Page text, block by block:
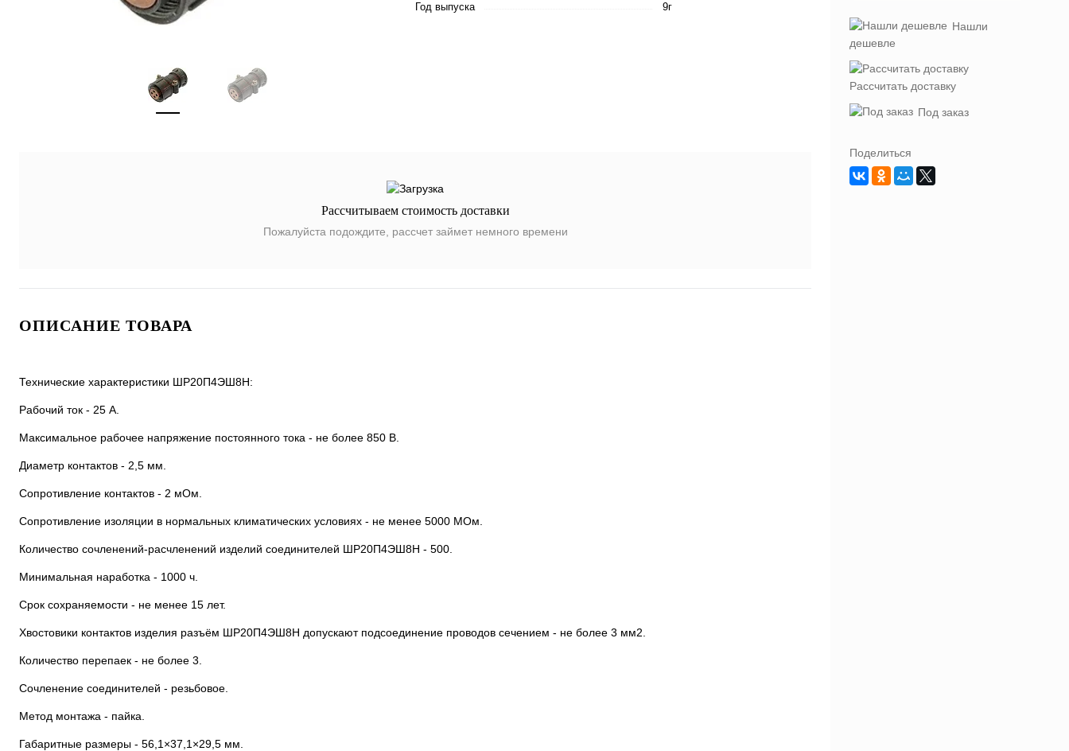
Год выпуска 9г
Рассчитываем стоимость доставки
Пожалуйста подождите, рассчет займет немного времени
ОПИСАНИЕ ТОВАРА
Технические характеристики ШР20П4ЭШ8Н:
Рабочий ток - 25 А.
Максимальное рабочее напряжение постоянного тока - не более 850 В.
Диаметр контактов - 2,5 мм.
Сопротивление контактов - 2 мОм.
Сопротивление изоляции в нормальных климатических условиях - не менее 5000 МОм.
Количество сочленений-расчленений изделий соединителей ШР20П4ЭШ8Н - 500.
Минимальная наработка - 1000 ч.
Срок сохраняемости - не менее 15 лет.
Хвостовики контактов изделия разъём ШР20П4ЭШ8Н допускают подсоединение проводов сечением - не более 3 мм2.
Количество перепаек - не более 3.
Сочленение соединителей - резьбовое.
Метод монтажа - пайка.
Габаритные размеры - 56,1×37,1×29,5 мм.
Нашли
дешевле
Рассчитать доставку
Под заказ
Поделиться